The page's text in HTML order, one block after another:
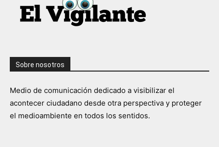
Sobre nosotros
Medio de comunicación dedicado a visibilizar el
acontecer ciudadano desde otra perspectiva y proteger
el medioambiente en todos los sentidos.